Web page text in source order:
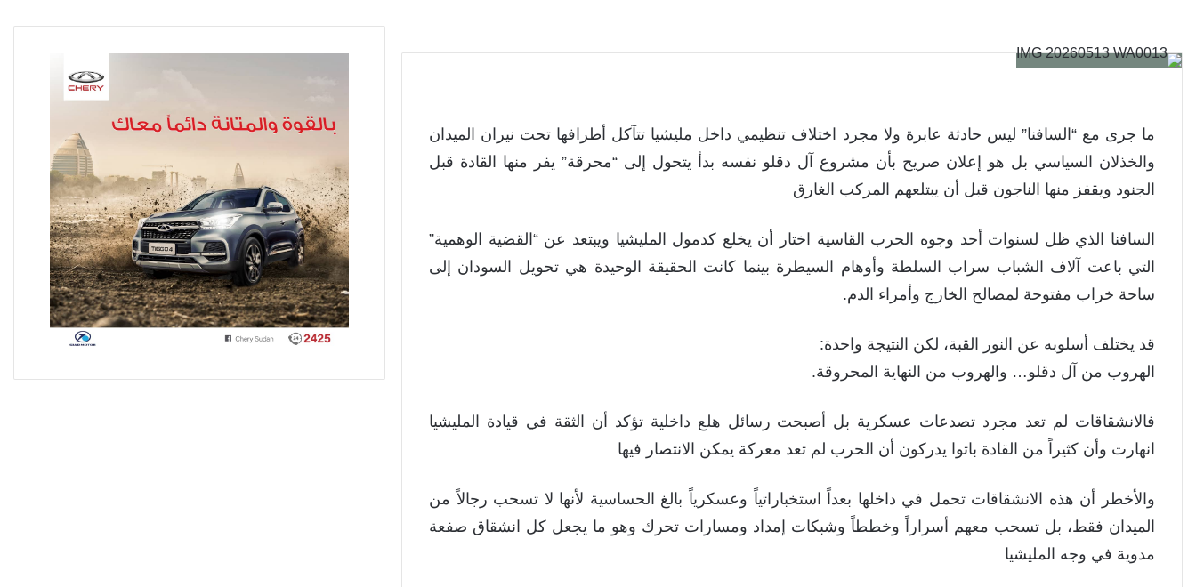
ما جرى مع “السافنا” ليس حادثة عابرة ولا مجرد اختلاف تنظيمي داخل مليشيا تتآكل أطرافها تحت نيران الميدان
والخذلان السياسي بل هو إعلان صريح بأن مشروع آل دقلو نفسه بدأ يتحول إلى “محرقة” يفر منها القادة قبل
الجنود ويقفز منها الناجون قبل أن يبتلعهم المركب الغارق
السافنا الذي ظل لسنوات أحد وجوه الحرب القاسية اختار أن يخلع كدمول المليشيا ويبتعد عن “القضية الوهمية”
التي باعت آلاف الشباب سراب السلطة وأوهام السيطرة بينما كانت الحقيقة الوحيدة هي تحويل السودان إلى
ساحة خراب مفتوحة لمصالح الخارج وأمراء الدم.
قد يختلف أسلوبه عن النور القبة، لكن النتيجة واحدة:
الهروب من آل دقلو… والهروب من النهاية المحروقة.
فالانشقاقات لم تعد مجرد تصدعات عسكرية بل أصبحت رسائل هلع داخلية تؤكد أن الثقة في قيادة المليشيا
انهارت وأن كثيراً من القادة باتوا يدركون أن الحرب لم تعد معركة يمكن الانتصار فيها
والأخطر أن هذه الانشقاقات تحمل في داخلها بعداً استخباراتياً وعسكرياً بالغ الحساسية لأنها لا تسحب رجالاً من
الميدان فقط، بل تسحب معهم أسراراً وخططاً وشبكات إمداد ومسارات تحرك وهو ما يجعل كل انشقاق صفعة
مدوية في وجه المليشيا